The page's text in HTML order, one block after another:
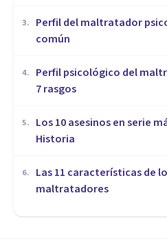
3.
​Perfil del maltratador
común
4.
​Perfil psicológico del
7 rasgos
5.
Los 10 asesinos en serie
Historia
6.
Las 11 características de
maltratadores
​El maltrato en